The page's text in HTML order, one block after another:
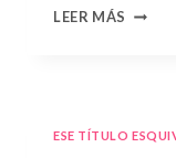
LEER MÁS
ESE TÍTULO